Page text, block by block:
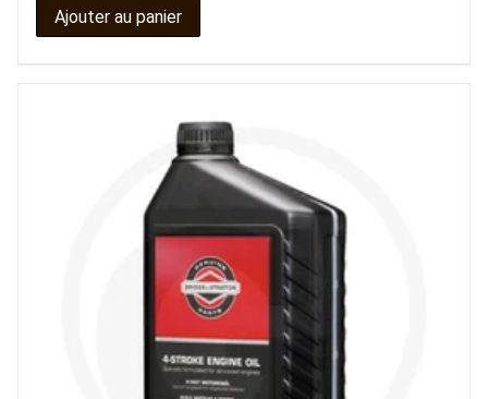
Ajouter au panier